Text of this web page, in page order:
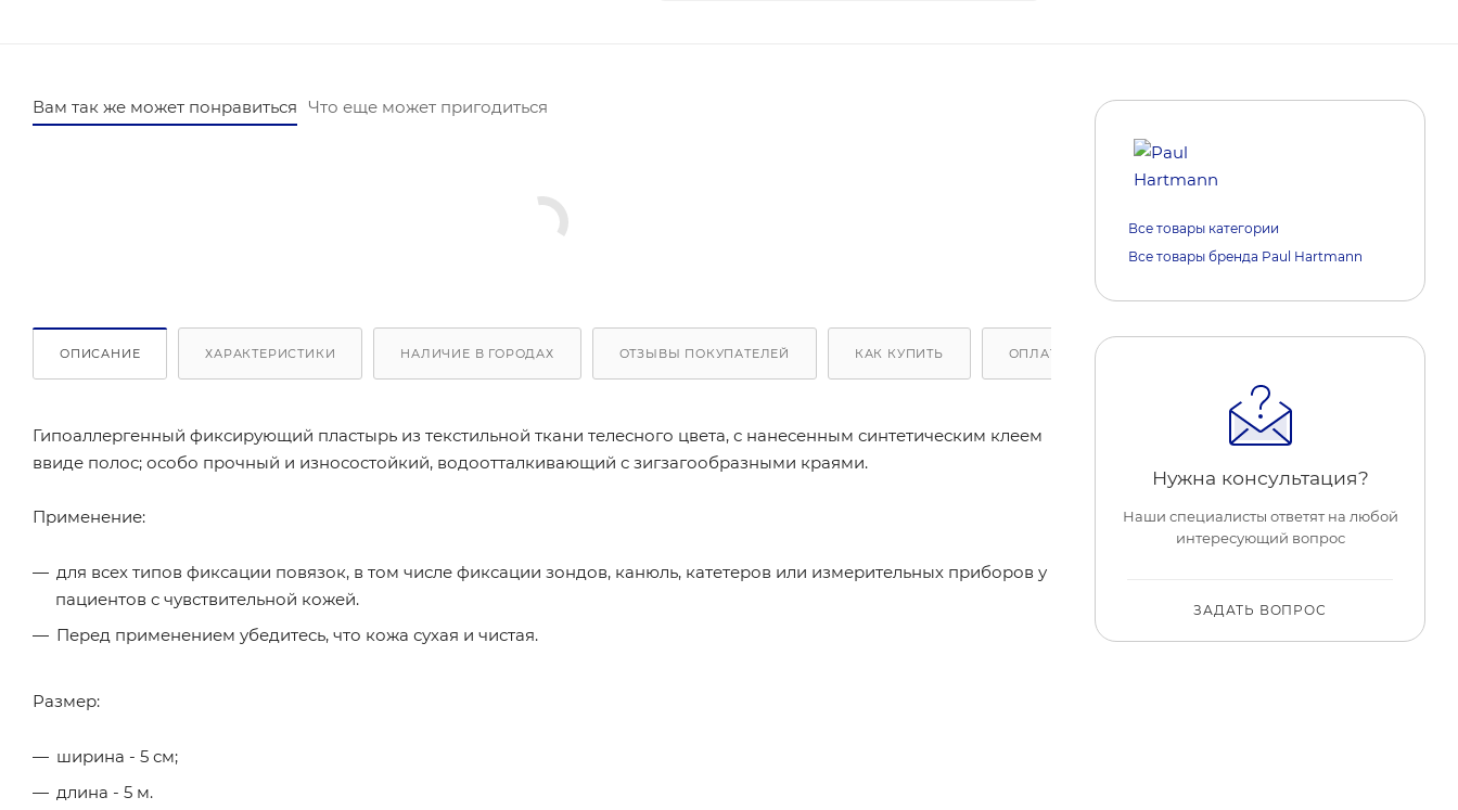
Вам так же может понравиться Что еще может пригодиться
ОПИСАНИЕ ХАРАКТЕРИСТИКИ НАЛИЧИЕ В ГОРОДАХ ОТЗЫВЫ ПОКУПАТЕЛЕЙ КАК КУПИТЬ ОПЛАТА ОБРАТИТЕ ВНИМАНИЕ
Гипоаллергенный фиксирующий пластырь из текстильной ткани телесного цвета, с нанесенным синтетическим клеем
ввиде полос; особо прочный и износостойкий, водоотталкивающий с зигзагообразными краями.
Применение:
для всех типов фиксации повязок, в том числе фиксации зондов, канюль, катетеров или измерительных приборов у
пациентов с чувствительной кожей.
Перед применением убедитесь, что кожа сухая и чистая.
Размер:
ширина - 5 см;
длина - 5 м.
Все товары категории
Все товары бренда Paul Hartmann
Нужна консультация?
Наши специалисты ответят на любой
интересующий вопрос
ЗАДАТЬ ВОПРОС